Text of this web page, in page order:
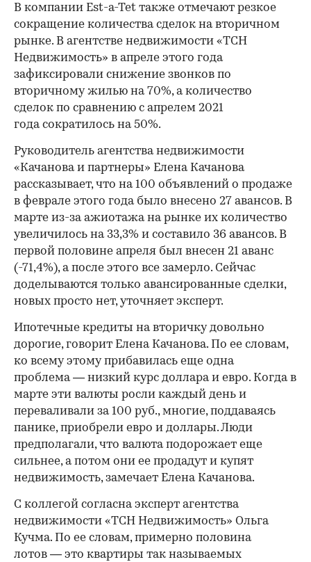
В компании Est-a-Tet также отмечают резкое
сокращение количества сделок на вторичном
рынке. В агентстве недвижимости «ТСН
Недвижимость» в апреле этого года
зафиксировали снижение звонков по
вторичному жилью на 70%, а количество
сделок по сравнению с апрелем 2021
года сократилось на 50%.
Руководитель агентства недвижимости
«Качанова и партнеры» Елена Качанова
рассказывает, что на 100 объявлений о продаже
в феврале этого года было внесено 27 авансов. В
марте из-за ажиотажа на рынке их количество
увеличилось на 33,3% и составило 36 авансов. В
первой половине апреля был внесен 21 аванс
(-71,4%), а после этого все замерло. Сейчас
доделываются только авансированные сделки,
новых просто нет, уточняет эксперт.
Ипотечные кредиты на вторичку довольно
дорогие, говорит Елена Качанова. По ее словам,
ко всему этому прибавилась еще одна
проблема — низкий курс доллара и евро. Когда в
марте эти валюты росли каждый день и
переваливали за 100 руб., многие, поддаваясь
панике, приобрели евро и доллары. Люди
предполагали, что валюта подорожает еще
сильнее, а потом они ее продадут и купят
недвижимость, замечает Елена Качанова.
С коллегой согласна эксперт агентства
недвижимости «ТСН Недвижимость» Ольга
Кучма. По ее словам, примерно половина
лотов — это квартиры так называемых